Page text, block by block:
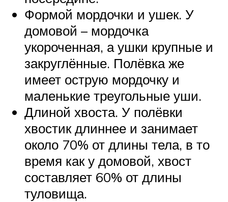
Формой мордочки и ушек. У
домовой – мордочка
укороченная, а ушки крупные и
закруглённые. Полёвка же
имеет острую мордочку и
маленькие треугольные уши.
Длиной хвоста. У полёвки
хвостик длиннее и занимает
около 70% от длины тела, в то
время как у домовой, хвост
составляет 60% от длины
туловища.